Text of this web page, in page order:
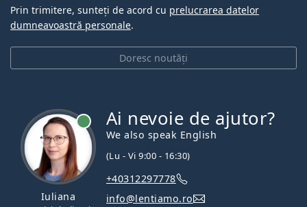
Doresc noutăți
Prin trimitere, sunteți de acord cu prelucrarea datelor
dumneavoastră personale.
Iuliana
Ai nevoie de ajutor?
We also speak English
(Lu - Vi 9:00 - 16:30)
+40312297778
info@lentiamo.ro